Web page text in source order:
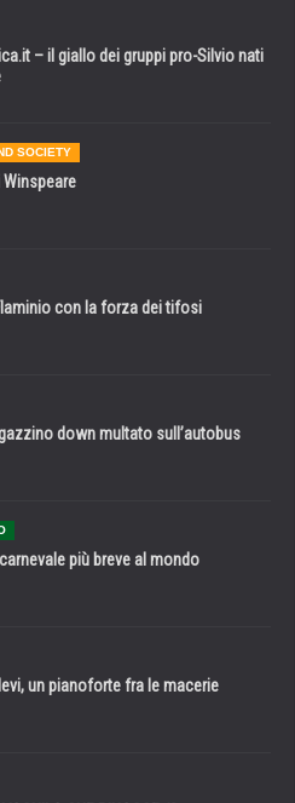
– il giallo dei gruppi pro-Silvio nati
SOCIETY
Winspeare
con la forza dei tifosi
down multato sull’autobus
più breve al mondo
un pianoforte fra le macerie